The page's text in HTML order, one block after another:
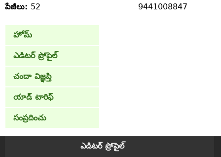
పేజీలు: 52
9441008847
హోమ్
ఎడిటర్ ప్రోపైల్
చందా విజ్ఞప్తి
యాడ్ టారిఫ్
సంప్రదించు
ఎడిటర్ ప్రోపైల్